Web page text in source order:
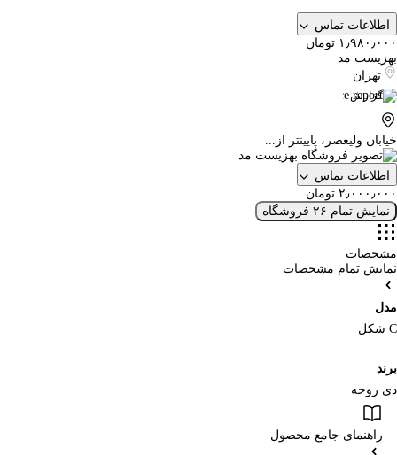
اطلاعات تماس
۱٫۹۸۰٫۰۰۰ تومان
بهزیست مد
تهران
گزارش
خیابان ولیعصر، پایینتر از...
اطلاعات تماس
۲٫۰۰۰٫۰۰۰ تومان
نمایش تمام ۲۶ فروشگاه
مشخصات
نمایش تمام مشخصات
مدل
C شکل
برند
دی روحه
راهنمای جامع محصول